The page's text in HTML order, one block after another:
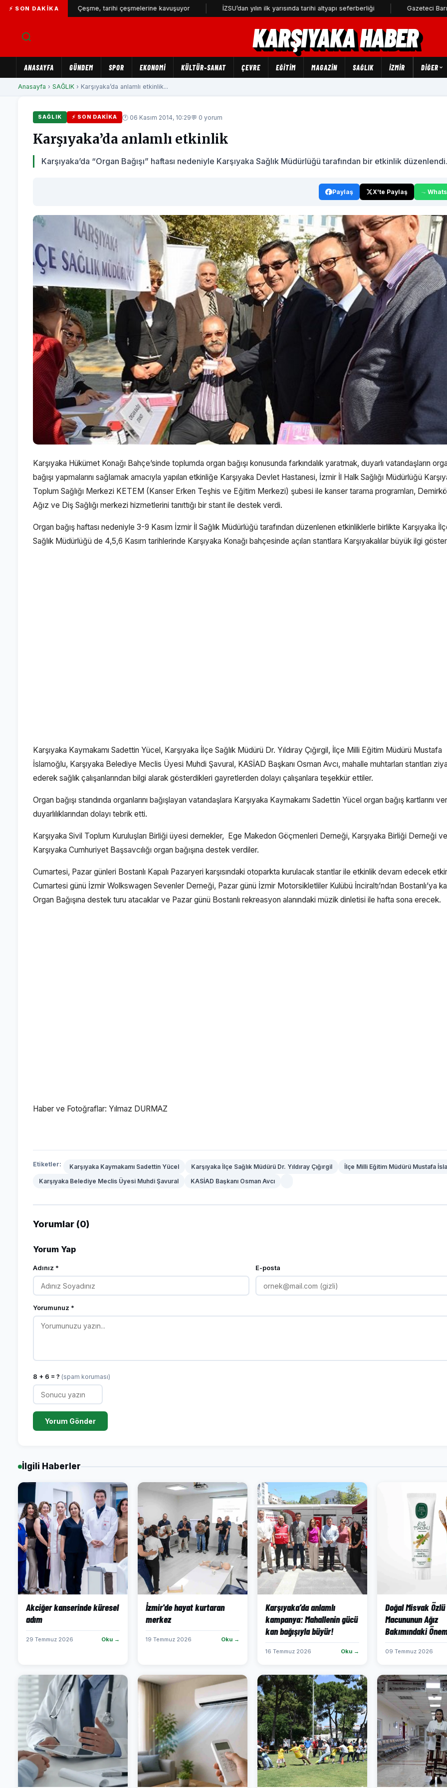
⚡ SON DAKIKAÇeşme, tarihi çeşmelerine kavuşuyor İZSU’dan yılın ilk yarısında tarihi altyapı seferberliği Gazeteci Barış Selçuk
KARŞIYAKA HABER
ANASAYFA GÜNDEM SPOR EKONOMİ KÜLTÜR-SANAT ÇEVRE EĞİTİM MAGAZİN SAĞLIK İZMİR DIĞER
Anasayfa › SAĞLIK › Karşıyaka’da anlamlı etkinlik...
SAĞLIK ⚡ SON DAKIKA 🕐 06 Kasım 2014, 10:29💬 0 yorum
Karşıyaka’da anlamlı etkinlik
Karşıyaka’da “Organ Bağışı” haftası nedeniyle Karşıyaka Sağlık Müdürlüğü tarafından bir etkinlik düzenlendi.
Paylaş X'te Paylaş
Karşıyaka Hükümet Konağı Bahçe’sinde toplumda organ bağışı konusunda farkındalık yaratmak, duyarlı vatandaşların
bağışı yapmalarını sağlamak amacıyla yapılan etkinliğe Karşıyaka Devlet Hastanesi, İzmir İl Halk Sağlığı Müdürlüğü
Toplum Sağlığı Merkezi KETEM (Kanser Erken Teşhis ve Eğitim Merkezi) şubesi ile kanser tarama programları,
Ağız ve Diş Sağlığı merkezi hizmetlerini tanıttığı bir stant ile destek verdi.
Organ bağış haftası nedeniyle 3-9 Kasım İzmir İl Sağlık Müdürlüğü tarafından düzenlenen etkinliklerle birlikte Karşıyaka
Sağlık Müdürlüğü de 4,5,6 Kasım tarihlerinde Karşıyaka Konağı bahçesinde açılan stantlara Karşıyakalılar büyük ilgi
Karşıyaka Kaymakamı Sadettin Yücel, Karşıyaka İlçe Sağlık Müdürü Dr. Yıldıray Çığırgil, İlçe Milli Eğitim Müdürü Mustafa
İslamoğlu, Karşıyaka Belediye Meclis Üyesi Muhdi Şavural, KASİAD Başkanı Osman Avcı, mahalle muhtarları stantları
ederek sağlık çalışanlarından bilgi alarak gösterdikleri gayretlerden dolayı çalışanlara teşekkür ettiler.
Organ bağışı standında organlarını bağışlayan vatandaşlara Karşıyaka Kaymakamı Sadettin Yücel organ bağış kartlarını
duyarlılıklarından dolayı tebrik etti.
Karşıyaka Sivil Toplum Kuruluşları Birliği üyesi dernekler, Ege Makedon Göçmenleri Derneği, Karşıyaka Birliği Derneği ve
Karşıyaka Cumhuriyet Başsavcılığı organ bağışına destek verdiler.
Cumartesi, Pazar günleri Bostanlı Kapalı Pazaryeri karşısındaki otoparkta kurulacak stantlar ile etkinlik devam edecek
Cumartesi günü İzmir Wolkswagen Sevenler Derneği, Pazar günü İzmir Motorsikletliler Kulübü İnciraltı’ndan Bostanlı’ya
Organ Bağışına destek turu atacaklar ve Pazar günü Bostanlı rekreasyon alanındaki müzik dinletisi ile hafta sona erecek.
Haber ve Fotoğraflar: Yılmaz DURMAZ
Etiketler: Karşıyaka Kaymakamı Sadettin Yücel Karşıyaka İlçe Sağlık Müdürü Dr. Yıldıray Çığırgil
İlçe Milli Eğitim Müdürü Mustafa
Karşıyaka Belediye Meclis Üyesi Muhdi Şavural
KASİAD Başkanı Osman Avcı
Yorumlar (0)
Yorum Yap
Adınız * E-posta
Yorumunuz *
8 + 6 = ? (spam koruması)
Yorum Gönder
İlgili Haberler
Akciğer kanserinde küresel
adım
29 Temmuz 2026 Oku →
İzmir'de hayat kurtaran
merkez
19 Temmuz 2026 Oku →
Karşıyaka’da anlamlı
kampanya: Mahallenin gücü
kan bağışıyla büyür!
16 Temmuz 2026 Oku →
Doğal Misvak
Macununun Ağız
Bakımındaki
09 Temmuz 2026